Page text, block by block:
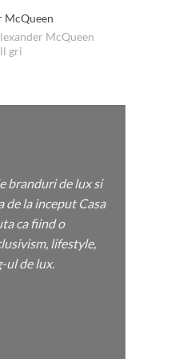
McQueen
McQueen
gri
branduri de lux si
de la inceput Casa
ca fiind o
lifestyle,
ul de lux.